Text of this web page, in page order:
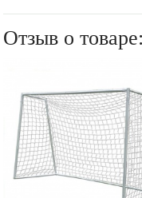
Отзыв о